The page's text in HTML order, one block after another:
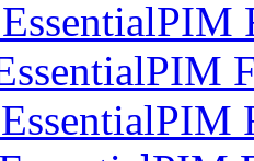
EssentialPIM
EssentialPIM